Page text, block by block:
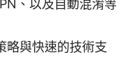
、以及自動混淆等
略與快速的技術支